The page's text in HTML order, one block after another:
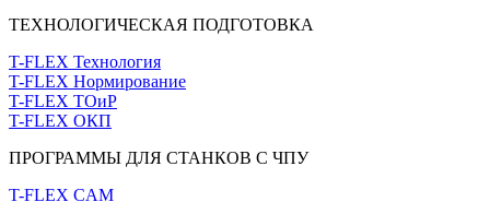
ТЕХНОЛОГИЧЕСКАЯ ПОДГОТОВКА
T-FLEX Технология
T-FLEX Нормирование
T-FLEX ТОиР
T-FLEX ОКП
ПРОГРАММЫ ДЛЯ СТАНКОВ С ЧПУ
T-FLEX CAM